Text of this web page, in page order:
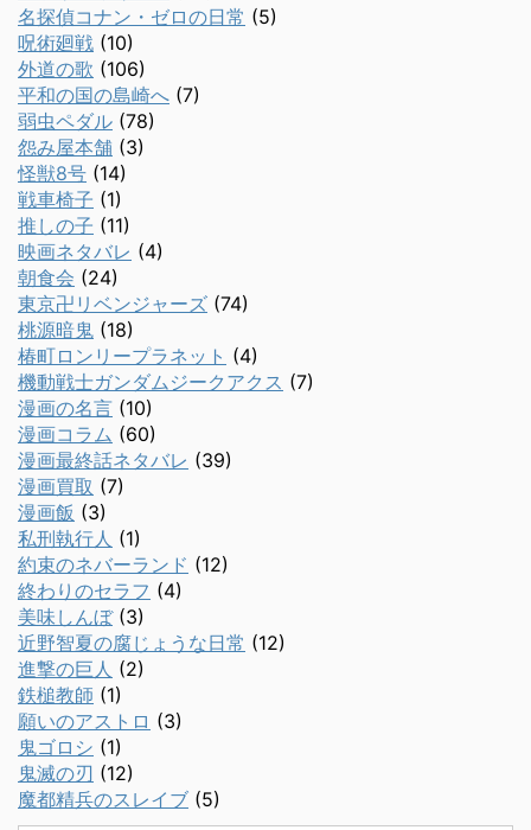
名探偵コナン・ゼロの日常 (5)
呪術廻戦 (10)
外道の歌 (106)
平和の国の島崎へ (7)
弱虫ペダル (78)
怨み屋本舗 (3)
怪獣8号 (14)
戦車椅子 (1)
推しの子 (11)
映画ネタバレ (4)
朝食会 (24)
東京卍リベンジャーズ (74)
桃源暗鬼 (18)
椿町ロンリープラネット (4)
機動戦士ガンダムジークアクス (7)
漫画の名言 (10)
漫画コラム (60)
漫画最終話ネタバレ (39)
漫画買取 (7)
漫画飯 (3)
私刑執行人 (1)
約束のネバーランド (12)
終わりのセラフ (4)
美味しんぼ(3)
近野智夏の腐じょうな日常 (12)
進撃の巨人 (2)
鉄槌教師 (1)
願いのアストロ (3)
鬼ゴロシ (1)
鬼滅の刃 (12)
魔都精兵のスレイブ (5)